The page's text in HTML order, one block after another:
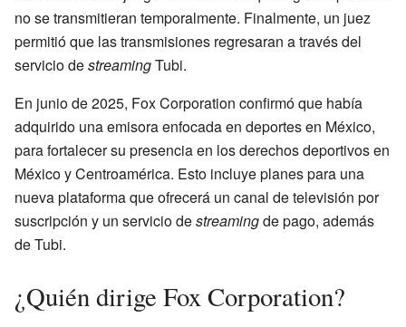
no se transmitieran temporalmente. Finalmente, un juez
permitió que las transmisiones regresaran a través del
servicio destreamingTubi.
En junio de 2025, Fox Corporation confirmó que había
adquirido una emisora enfocada en deportes en México,
para fortalecer su presencia en los derechos deportivos en
México y Centroamérica. Esto incluye planes para una
nueva plataforma que ofrecerá un canal de televisión por
suscripción y un servicio destreamingde pago, además
de Tubi.
¿Quién dirige Fox Corporation?